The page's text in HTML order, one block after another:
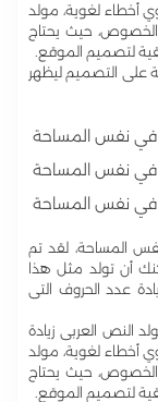
أخطاء لغوية، مولد
حيث يحتاج
لتصميم الموقع.
التصميم ليظهر
في نفس المساحة
في نفس المساحة
في نفس المساحة
المساحة، لقد تم
أن تولد مثل هذا
عدد الحروف التى
النص العربى زيادة
أخطاء لغوية، مولد
حيث يحتاج
لتصميم الموقع.